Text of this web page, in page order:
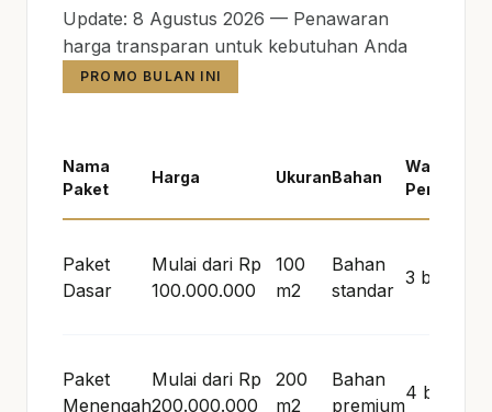
Update: 8 Agustus 2026 — Penawaran
harga transparan untuk kebutuhan Anda
PROMO BULAN INI
Nama
Paket
Harga UkuranBahan
Waktu
Paket
Dasar
Mulai dari Rp
100.000.000
100
m2
Bahan
standar
3 bulan
Paket
Menengah
Mulai dari Rp
200.000.000
200
m2
Bahan
premium
4 bulan